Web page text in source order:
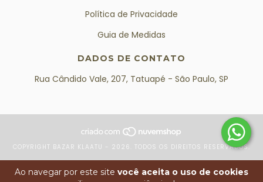
Ao navegar por este site você aceita o uso de cookies
Política de Privacidade
Guia de Medidas
DADOS DE CONTATO
Rua Cândido Vale, 207, Tatuapé - São Paulo, SP
COPYRIGHT BAZAR KLAATU - 2026. TODOS OS DIREITOS RESERVADOS.